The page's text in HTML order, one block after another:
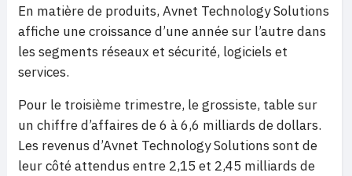
En matière de produits, Avnet Technology Solutions
affiche une croissance d’une année sur l’autre dans
les segments réseaux et sécurité, logiciels et
services.
Pour le troisième trimestre, le grossiste, table sur
un chiffre d’affaires de 6 à 6,6 milliards de dollars.
Les revenus d’Avnet Technology Solutions sont de
leur côté attendus entre 2,15 et 2,45 milliards de